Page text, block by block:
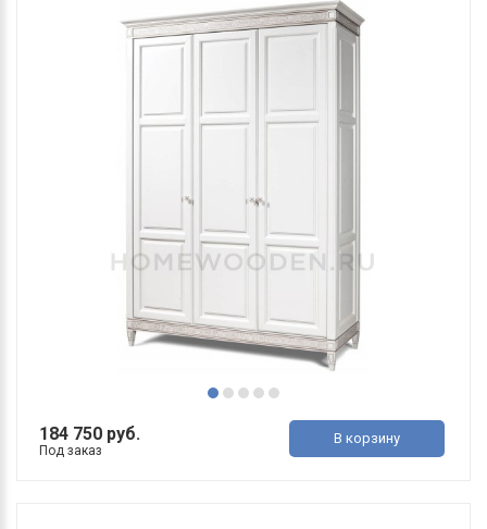
184 750 руб.
Под заказ
В корзину